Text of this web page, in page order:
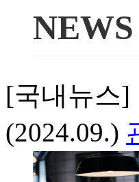
NEWS
[국내뉴스
(2024.09.)